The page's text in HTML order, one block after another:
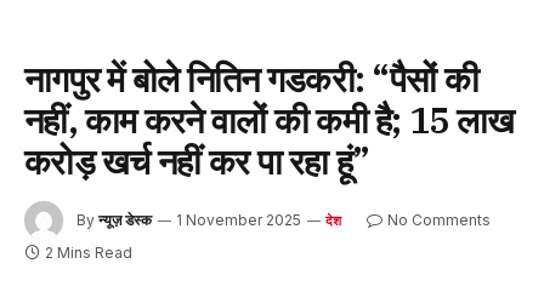
नागपुर में बोले नितिन गडकरी: “पैसों की
नहीं, काम करने वालों की कमी है; 15 लाख
करोड़ खर्च नहीं कर पा रहा हूं”
By न्यूज़ डेस्क 1 November 2025 देश
No Comments
2 Mins Read